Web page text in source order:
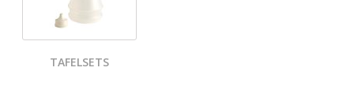
TAFELSETS